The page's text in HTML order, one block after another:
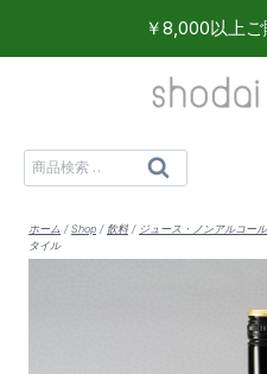
容
￥8,000以上
検
対
検
ホーム / Shop / 飲料 / ジュース・ノンアルコー
タイル